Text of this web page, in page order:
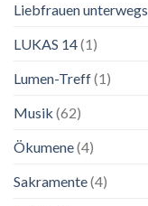
Liebfrauen unterwegs
LUKAS 14(1)
Lumen-Treff(1)
Musik (62)
Ökumene(4)
Sakramente(4)